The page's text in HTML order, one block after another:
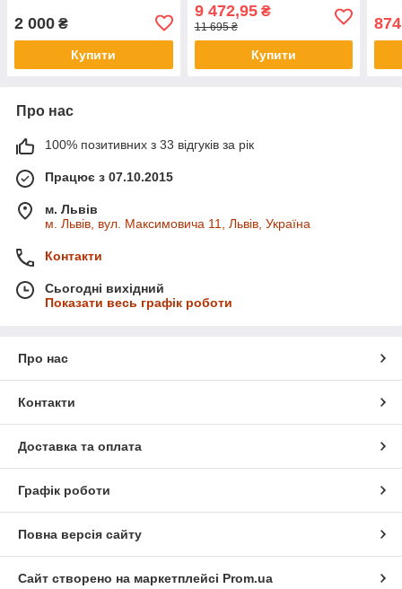
2 000 ₴
Купити
9 472,95₴
11 695 ₴
Купити
874
Про нас
100% позитивних з 33 відгуків за рік
Працює з 07.10.2015
м. Львів
м. Львів, вул. Максимовича 11, Львів, Україна
Контакти
Сьогодні вихідний
Показати весь графік роботи
Про нас
Контакти
Доставка та оплата
Графік роботи
Повна версія сайту
Сайт створено на маркетплейсі Prom.ua